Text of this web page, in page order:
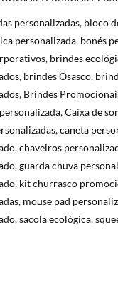
personalizadas, bloco
personalizada, bonés
, brindes
, brindes Osasco,
, Brindes
,Caixa de
,caneta
,chaveiros
,guarda chuva
, kit churrasco
, mouse pad
,sacola ecológica,